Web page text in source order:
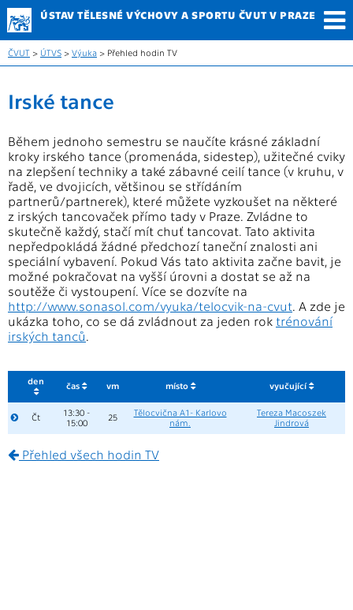
ÚSTAV TĚLESNÉ VÝCHOVY A SPORTU ČVUT V PRAZE
ČVUT > ÚTVS > Výuka > Přehled hodin TV
Irské tance
Během jednoho semestru se naučíte krásné základní
kroky irského tance (promenáda, sidestep), užitečné cviky
na zlepšení techniky a také zábavné ceilí tance (v kruhu, v
řadě, ve dvojicích, většinou se střídáním
partnerů/partnerek), které můžete vyzkoušet na některé
z irských tancovaček přímo tady v Praze. Zvládne to
skutečně každý, stačí mít chuť tancovat. Tato aktivita
nepředpokládá žádné předchozí taneční znalosti ani
speciální vybavení. Pokud Vás tato aktivita začne bavit, je
možné pokračovat na vyšší úrovni a dostat se až na
soutěže či vystoupení. Více se dozvíte na
http://www.sonasol.com/vyuka/telocvik-na-cvut. A zde je
ukázka toho, co se dá zvládnout za jeden rok trénování
irských tanců.
den čas vm místo vyučující
Čt
13:30 -
15:00
25
Tělocvična A1- Karlovo
nám.
Tereza Macoszek
Jindrová
Přehled všech hodin TV